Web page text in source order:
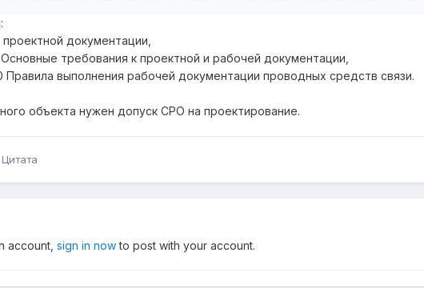
документации,
требования к проектной и рабочей документации,
Правила выполнения рабочей документации проводных средств связи.
объекта нужен допуск СРО на проектирование.
Цитата
account, sign in nowto post with your account.